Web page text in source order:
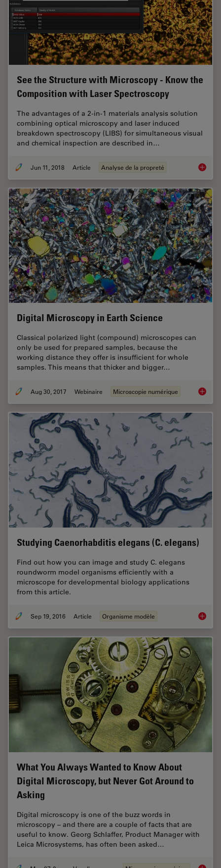
See the Structure with Microscopy - Know the
Composition with Laser Spectroscopy
The advantages of a 2-in-1 materials analysis solution
combining optical microscopy and laser induced
breakdown spectroscopy (LIBS) for simultaneous visual
and chemical inspection are described in…
Jun 11, 2018 Article Analyse de la propreté See
Digital Microscopy in Earth Science
Classical polarized light (compound) microscopes can
only be used for prepared samples, because the
working distance they offer is insufficient for whole
samples. This means that thicker and bigger…
Aug 30, 2017 Webinaire Microscopie numérique Digital
Studying Caenorhabditis elegans (C. elegans)
Find out how you can image and study C. elegans
roundworm model organisms efficiently with a
microscope for developmental biology applications
from this article.
Sep 19, 2016 Article Organisme modèle
What You Always Wanted to Know About
Digital Microscopy, but Never Got Around to
Asking
Digital microscopy is one of the buzz words in
microscopy – and there are a couple of facts that are
useful to know. Georg Schlaffer, Product Manager with
Leica Microsystems, has often been asked…